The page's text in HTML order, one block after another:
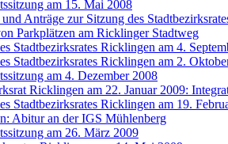
am 15. Mai 2008
Anträge zur Sitzung des
Parkplätzen am Ricklinger Stadtweg
Stadtbezirksrates Ricklingen am 4.
Stadtbezirksrates Ricklingen am 2.
am 4. Dezember 2008
Ricklingen am 22. Januar 2009:
Stadtbezirksrates Ricklingen am 19.
Abitur an der IGS Mühlenberg
am 26. März 2009